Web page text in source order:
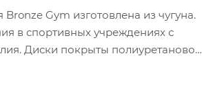
Gym изготовлена из чугуна.
в спортивных учреждениях с
Диски покрыты полиуретановой